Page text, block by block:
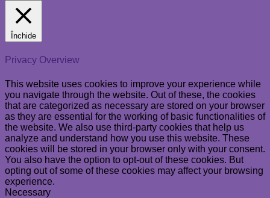
Închide
Privacy Overview
This website uses cookies to improve your experience while
you navigate through the website. Out of these, the cookies
that are categorized as necessary are stored on your browser
as they are essential for the working of basic functionalities of
the website. We also use third-party cookies that help us
analyze and understand how you use this website. These
cookies will be stored in your browser only with your consent.
You also have the option to opt-out of these cookies. But
opting out of some of these cookies may affect your browsing
experience.
Necessary